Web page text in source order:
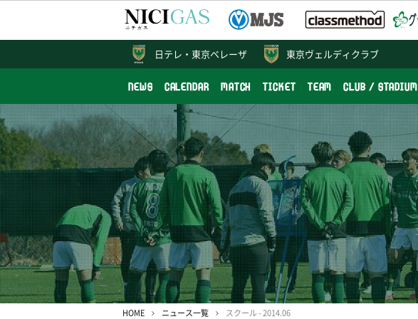
東京ヴェルディクラブ
NEWS CALENDAR MATCH TICKET TEAM CLUB / STADIUM
日テレ・ 東京ベレーザ
HOME ニュース一覧 スクール - 2014.06